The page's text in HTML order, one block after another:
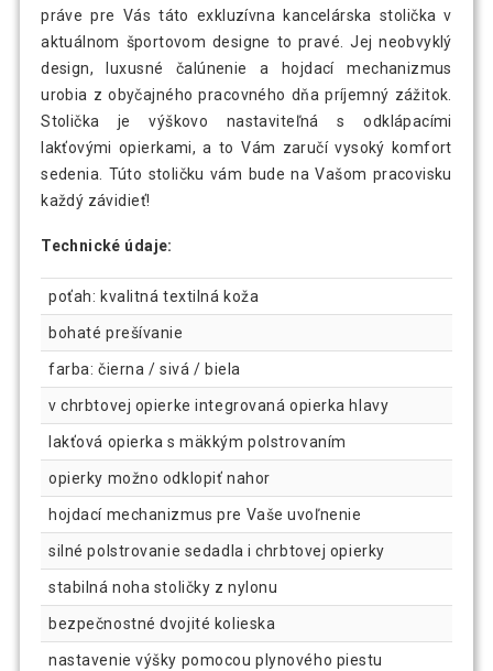
práve pre Vás táto exkluzívna kancelárska stolička v
aktuálnom športovom designe to pravé. Jej neobvyklý
design, luxusné čalúnenie a hojdací mechanizmus
urobia z obyčajného pracovného dňa príjemný zážitok.
Stolička je výškovo nastaviteľná s odklápacími
lakťovými opierkami, a to Vám zaručí vysoký komfort
sedenia. Túto stoličku vám bude na Vašom pracovisku
každý závidieť!
Technické údaje:
poťah: kvalitná textilná koža
bohaté prešívanie
farba: čierna / sivá / biela
v chrbtovej opierke integrovaná opierka hlavy
lakťová opierka s mäkkým polstrovaním
opierky možno odklopiť nahor
hojdací mechanizmus pre Vaše uvoľnenie
silné polstrovanie sedadla i chrbtovej opierky
stabilná noha stoličky z nylonu
bezpečnostné dvojité kolieska
nastavenie výšky pomocou plynového piestu